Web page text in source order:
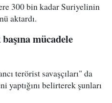
300 bin kadar Suriyelinin
aktardı.
mücadele
terörist savaşçıları" da
yaptığını belirterek şunları